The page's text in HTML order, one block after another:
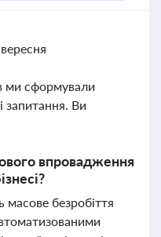
ми сформували
запитання. Ви
впровадження
безробіття